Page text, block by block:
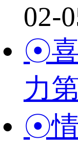
02-
☉喜
力
☉情